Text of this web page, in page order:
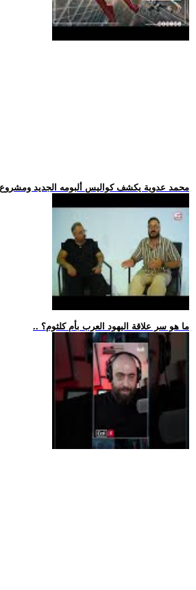
.. محمد عدوية يكشف كواليس ألبومه الجديد
.. ما هو سر علاقة اليهود العرب بأم كلثوم؟